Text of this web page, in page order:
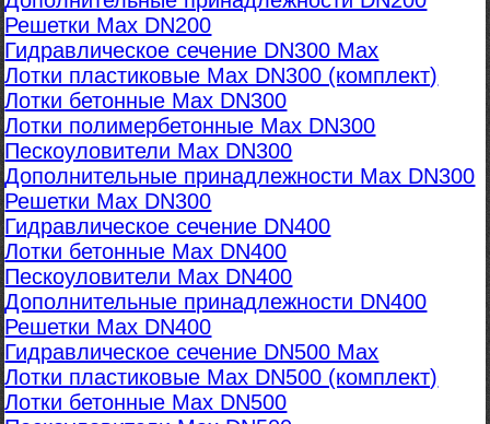
Решетки Max DN200
Гидравлическое сечение DN300 Max
Лотки пластиковые Max DN300 (комплект)
Лотки бетонные Max DN300
Лотки полимербетонные Max DN300
Пескоуловители Max DN300
Дополнительные принадлежности Max DN300
Решетки Max DN300
Гидравлическое сечение DN400
Лотки бетонные Max DN400
Пескоуловители Max DN400
Дополнительные принадлежности DN400
Решетки Max DN400
Гидравлическое сечение DN500 Max
Лотки пластиковые Max DN500 (комплект)
Лотки бетонные Max DN500